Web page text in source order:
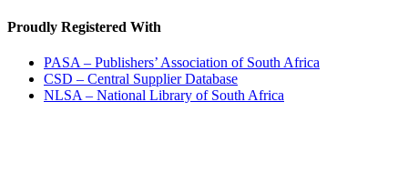
Proudly Registered With
PASA – Publishers’ Association of South Africa
CSD – Central Supplier Database
NLSA – National Library of South Africa